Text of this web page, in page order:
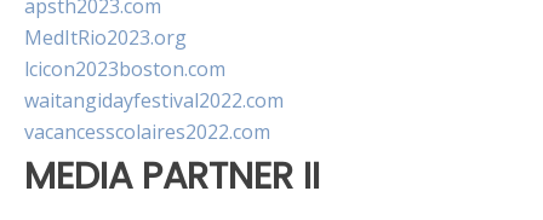
apsth2023.com
MedItRio2023.org
lcicon2023boston.com
waitangidayfestival2022.com
vacancesscolaires2022.com
MEDIA PARTNER II